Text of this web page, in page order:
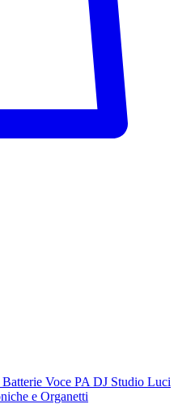
Batterie Voce PA DJ Studio Luci
e Organetti